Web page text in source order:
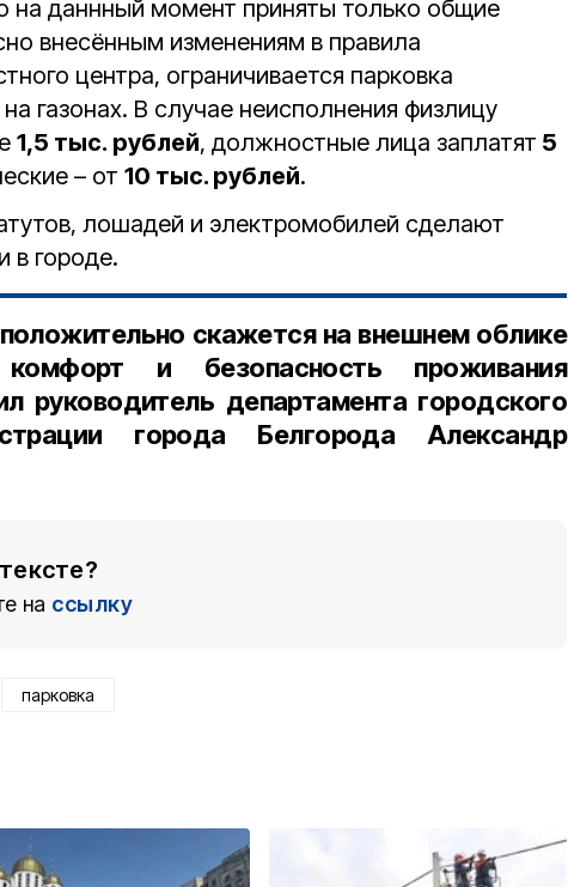
на даннный момент приняты только общие
внесённым изменениям в правила
центра, ограничивается парковка
газонах. В случае неисполнения физлицу
1,5 тыс. рублей, должностные лица заплатят 5
– от 10 тыс. рублей.
лошадей и электромобилей сделают
в городе.
скажется на внешнем облике
и безопасность проживания
руководитель департамента городского
города Белгорода Александр
на ссылку
парковка